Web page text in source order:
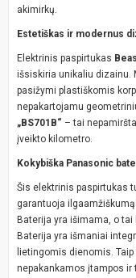
akimirkų.
Estetiškas ir modernus
Elektrinis paspirtukas
išsiskiria unikaliu dizainu.
pasižymi plastiškomis
nepakartojamu
„BS701B“ – tai
įveikto kilometro.
Kokybiška Panasonic
Šis elektrinis paspirtukas
garantuoja
Baterija yra išimama, o
Baterija yra išmaniai
lietingomis dienomis.
nepakankamos įtampos ir